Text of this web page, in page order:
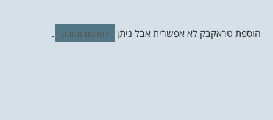
הוספת טראקבק לא אפשרית אבל ניתן לפרסם תגובה .